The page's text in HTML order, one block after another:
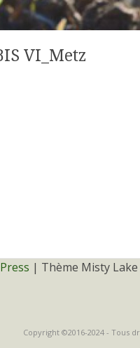
VI_Metz
| Thème Misty